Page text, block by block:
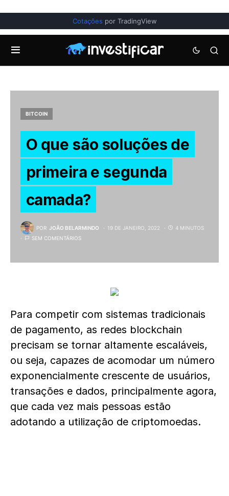
Cotações por TradingView
BITCOIN
O que são soluções de
primeira e segunda
camada?
POR JOÃO BELARMINDO 19 DE JANEIRO, 2022
4 MINUTOS
SEM COMENTÁRIOS
Para competir com sistemas tradicionais
de pagamento, as redes blockchain
precisam se tornar altamente escaláveis,
ou seja, capazes de acomodar um número
exponencialmente crescente de usuários,
transações e dados, principalmente agora,
que cada vez mais pessoas estão
adotando a utilização de criptomoedas.